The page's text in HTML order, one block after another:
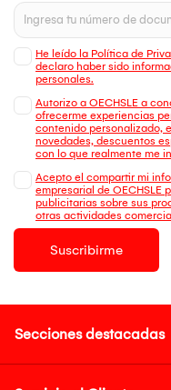
He leído la Política de
declaro haber sido
personales.
Autorizo a OECHSLE a
ofrecerme experiencias
contenido personalizado,
novedades, descuentos
con lo que realmente me
Acepto el compartir mi
empresarial de OECHSLE
publicitarias sobre sus
otras actividades
Suscribirme
Secciones destacadas